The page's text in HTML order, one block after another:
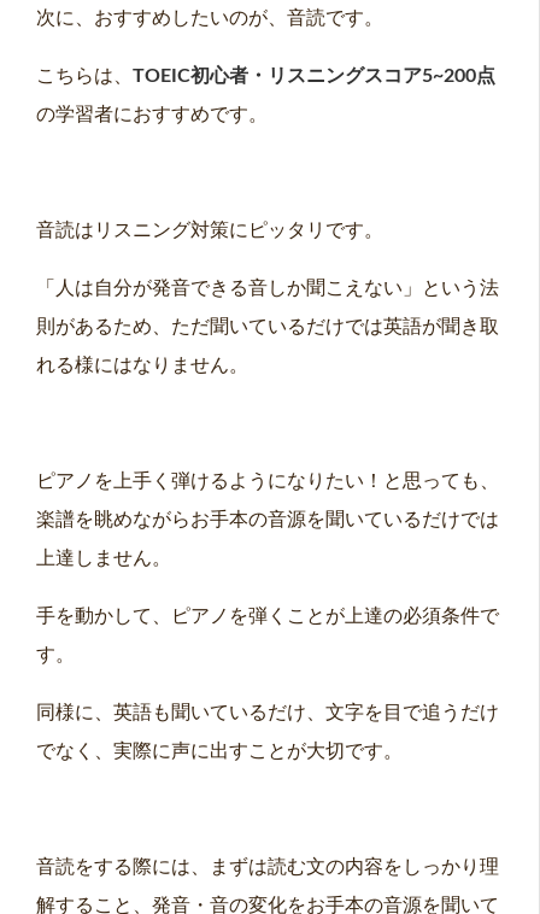
次に、おすすめしたいのが、音読です。
こちらは、 TOEIC初心者・リスニングスコア5~200点
の学習者におすすめです。
音読はリスニング対策にピッタリです。
「人は自分が発音できる音しか聞こえない」という法
則があるため、ただ聞いているだけでは英語が聞き取
れる様にはなりません。
ピアノを上手く弾けるようになりたい！と思っても、
楽譜を眺めながらお手本の音源を聞いているだけでは
上達しません。
手を動かして、ピアノを弾くことが上達の必須条件で
す。
同様に、英語も聞いているだけ、文字を目で追うだけ
でなく、実際に声に出すことが大切です。
音読をする際には、まずは読む文の内容をしっかり理
解すること、発音・音の変化をお手本の音源を聞いて